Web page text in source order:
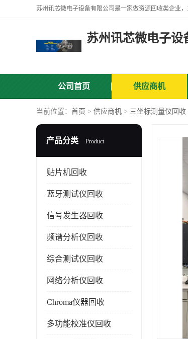
苏州讯芯微电子设
公司首页 供应商机
当前位置： 首页 > 供应商机 > 三坐标测量仪回收
产品分类 Product
贴片机回收
蓝牙测试仪回收
信号发生器回收
频谱分析仪回收
综合测试仪回收
网络分析仪回收
Chroma仪器回收
多功能校准仪回收